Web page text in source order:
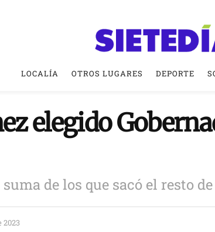
LOCALÍA OTROS LUGARES DEPORTE
elegido
de los que sacó el resto
2023